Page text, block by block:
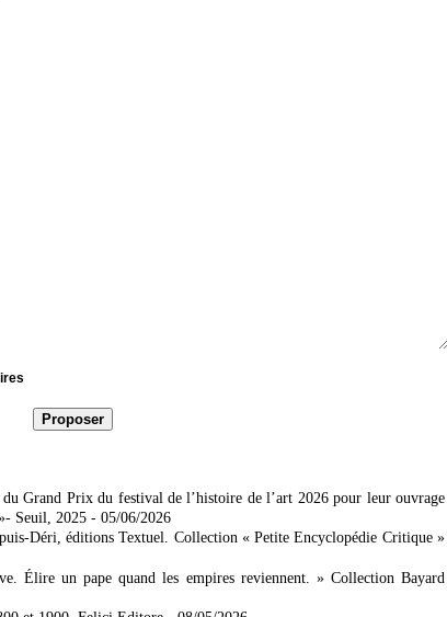
Grand Prix du festival de l’histoire de l’art 2026 pour leur ouvrage
Seuil, 2025 - 05/06/2026
Déri, éditions Textuel. Collection « Petite Encyclopédie Critique »
Élire un pape quand les empires reviennent. » Collection Bayard